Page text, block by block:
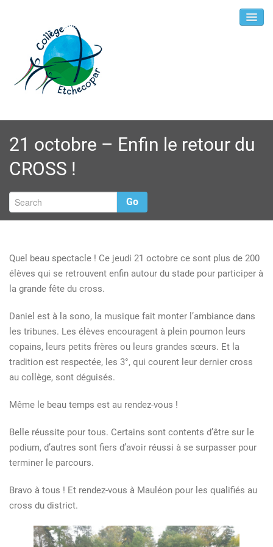
21 octobre – Enfin le retour du
CROSS !
Go
Quel beau spectacle ! Ce jeudi 21 octobre ce sont plus de 200
élèves qui se retrouvent enfin autour du stade pour participer à
la grande fête du cross.
Daniel est à la sono, la musique fait monter l’ambiance dans
les tribunes. Les élèves encouragent à plein poumon leurs
copains, leurs petits frères ou leurs grandes sœurs. Et la
tradition est respectée, les 3°, qui courent leur dernier cross
au collège, sont déguisés.
Même le beau temps est au rendez-vous !
Belle réussite pour tous. Certains sont contents d’être sur le
podium, d’autres sont fiers d’avoir réussi à se surpasser pour
terminer le parcours.
Bravo à tous ! Et rendez-vous à Mauléon pour les qualifiés au
cross du district.